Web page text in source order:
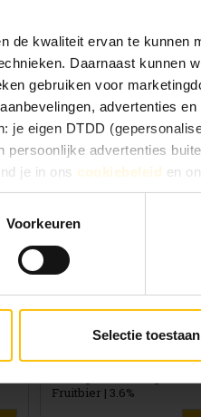
de kwaliteit ervan te kunnen
Daarnaast kunnen
gebruiken voor
advertenties
je eigen DTDD
persoonlijke advertenties
je in ons cookiebeleid en
goed, kies dan voor ‘Alles
Je kunt je keuze achteraf
Voorkeuren
Selectie toestaan
Fruitbier | 3.6%